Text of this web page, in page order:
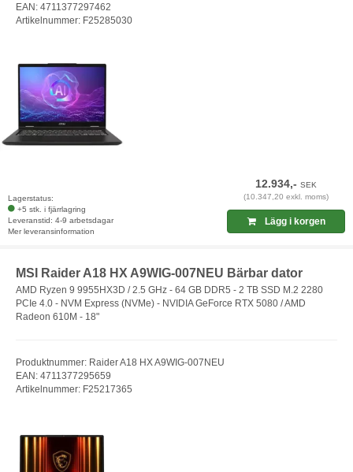
EAN: 4711377297462
Artikelnummer: F25285030
Lagerstatus:
+5 stk. i fjärrlagring
Leveranstid: 4-9 arbetsdagar
Mer leveransinformation
12.934,-SEK
(10.347,20 exkl. moms)
Lägg i korgen
MSI Raider A18 HX A9WIG-007NEU Bärbar dator
AMD Ryzen 9 9955HX3D / 2.5 GHz - 64 GB DDR5 - 2 TB SSD M.2 2280
PCIe 4.0 - NVM Express (NVMe) - NVIDIA GeForce RTX 5080 / AMD
Radeon 610M - 18"
Produktnummer: Raider A18 HX A9WIG-007NEU
EAN: 4711377295659
Artikelnummer: F25217365